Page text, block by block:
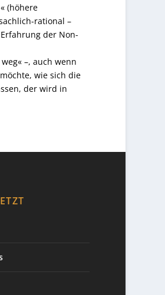
(höhere
rational –
der Non-
–, auch wenn
wie sich die
der wird in